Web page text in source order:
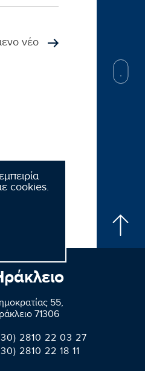
cookies.
νέο
55,
71306
2810 22 03 27
2810 22 18 11